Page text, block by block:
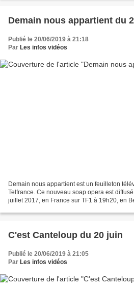
Demain nous appartient du
Publié le 20/06/2019 à 21:18
Par Les infos vidéos
Demain nous appartient est un feuilleton
Telfrance. Ce nouveau soap opera est
juillet 2017, en France sur TF1 à 19h20, en
C'est Canteloup du 20 juin
Publié le 20/06/2019 à 21:05
Par Les infos vidéos